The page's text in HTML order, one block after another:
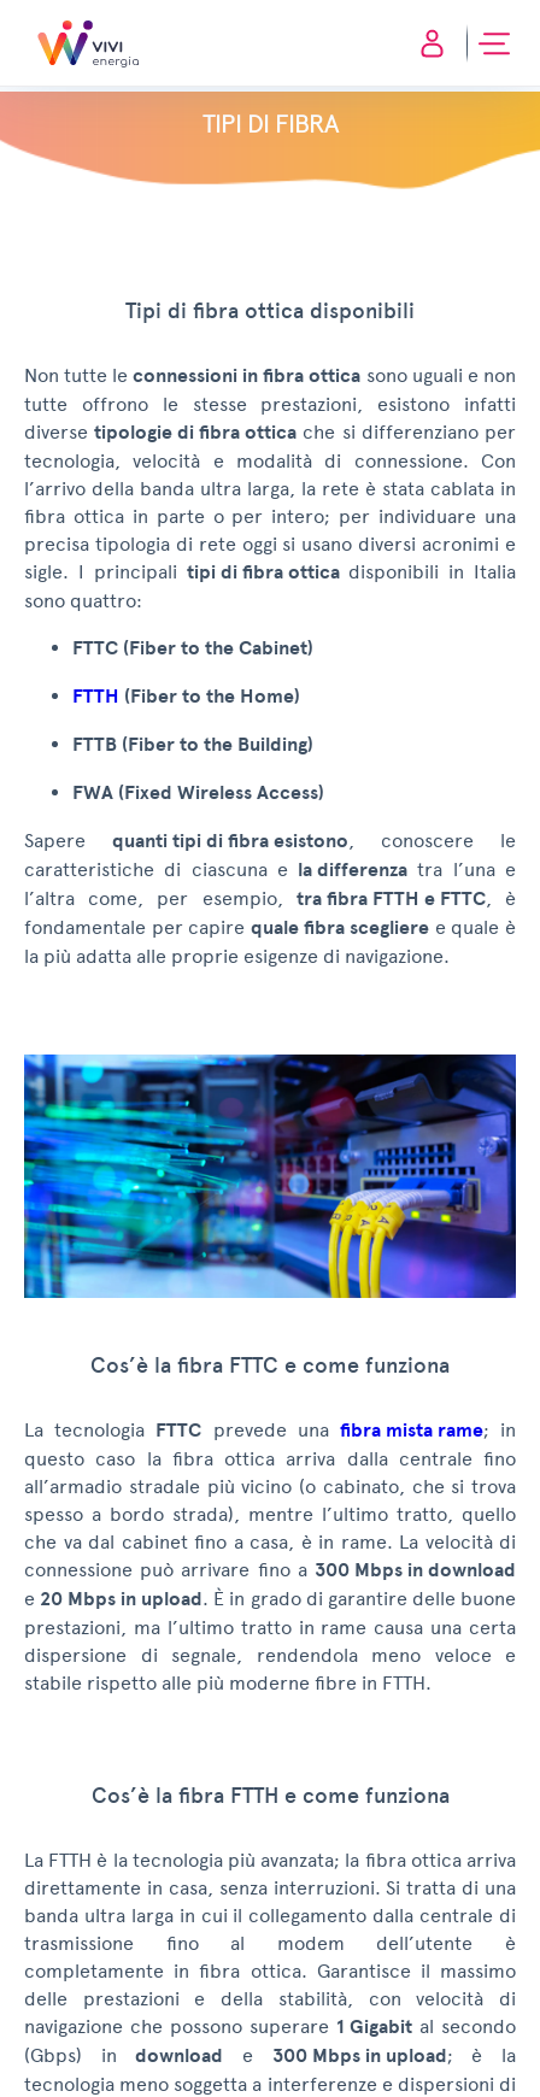
TIPI DI FIBRA
Tipi di fibra ottica disponibili
Non tutte leconnessioni in fibra ottica sono uguali e non
tutte offrono le stesse prestazioni, esistono infatti
diversetipologie di fibra ottica che si differenziano per
tecnologia, velocità e modalità di connessione. Con
l’arrivo della banda ultra larga, la rete è stata cablata in
fibra ottica in parte o per intero; per individuare una
precisa tipologia di rete oggi si usano diversi acronimi e
sigle. I principali tipi di fibra otticadisponibili in Italia
sono quattro:
FTTC (Fiber to the Cabinet)
FTTH (Fiber to the Home)
FTTB (Fiber to the Building)
FWA (Fixed Wireless Access)
Sapere quanti tipi di fibra esistono, conoscere le
caratteristiche di ciascuna e la differenza tra l’una e
l’altra come, per esempio, tra fibra FTTH e FTTC, è
fondamentale per capire quale fibra scegliere e quale è
la più adatta alle proprie esigenze di navigazione.
Cos’è la fibra FTTC e come funziona
La tecnologia FTTC prevede una fibra mista rame; in
questo caso la fibra ottica arriva dalla centrale fino
all’armadio stradale più vicino (o cabinato, che si trova
spesso a bordo strada), mentre l’ultimo tratto, quello
che va dal cabinet fino a casa, è in rame. La velocità di
connessione può arrivare fino a 300 Mbps in download
e 20 Mbps in upload. È in grado di garantire delle buone
prestazioni, ma l’ultimo tratto in rame causa una certa
dispersione di segnale, rendendola meno veloce e
stabile rispetto alle più moderne fibre in FTTH.
Cos’è la fibra FTTH e come funziona
La FTTH è la tecnologia più avanzata; la fibra ottica arriva
direttamente in casa, senza interruzioni. Si tratta di una
banda ultra larga in cui il collegamento dalla centrale di
trasmissione fino al modem dell’utente è
completamente in fibra ottica. Garantisce il massimo
delle prestazioni e della stabilità, con velocità di
navigazione che possono superare 1 Gigabit al secondo
(Gbps) indownload e 300 Mbps in upload; è la
tecnologia meno soggetta a interferenze e dispersioni di